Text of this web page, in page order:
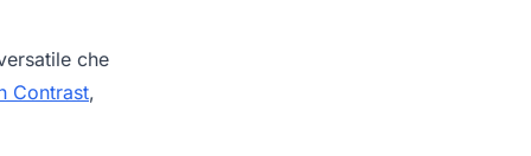
che
Contrast,